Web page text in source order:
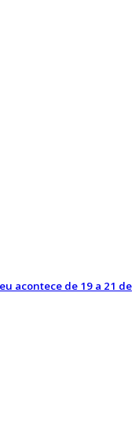
acontece de 19 a 21 de